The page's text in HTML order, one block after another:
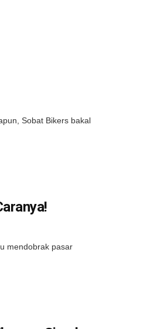
Sobat Bikers bakal
mendobrak pasar